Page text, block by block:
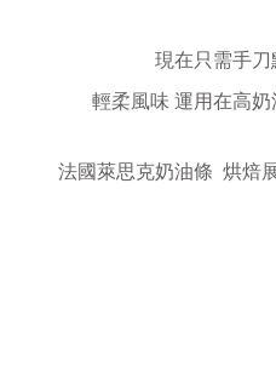
現在只需手
輕柔風味 運用在高
法國萊思克奶油條 烘焙